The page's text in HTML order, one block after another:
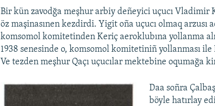
Bir kün zavodğa meşhur arbiy deñeyici uçucı
öz maşinasınen kezdirdi. Yigit oña uçucı olmaq arzusı
komsomol komitetinden Keriç aeroklubına yollanma
1938 senesinde o, komsomol komitetiniñ yollanması ile
Ve tezden meşhur Qaçı uçucılar mektebine oqumağa
Daa soñra
böyle hatırlay